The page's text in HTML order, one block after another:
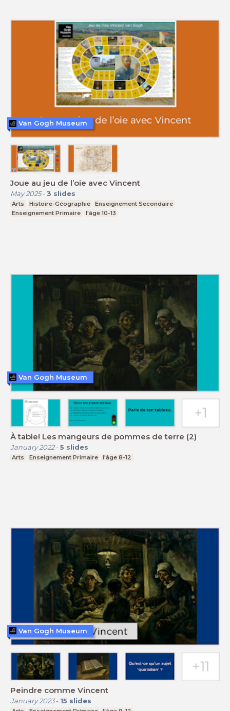
Joue au jeu de l’oie avec Vincent
May 2025- 3 slides
Arts Histoire-Géographie
Enseignement Secondaire
Enseignement Primaire
l'âge 10-13
Van Gogh Museum
À table! Les mangeurs de pommes de terre (2)
January 2022- 5 slides
Arts Enseignement Primaire l'âge 8-12
Van Gogh Museum
Peindre comme Vincent
January 2023- 15 slides
Van Gogh Museum